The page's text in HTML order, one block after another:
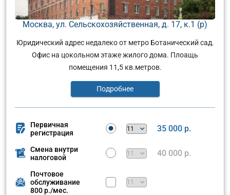
Москва, ул. Сельскохозяйственная, д. 17, к.1 (р)
Юридический адрес недалеко от метро Ботанический сад.
Офис на цокольном этаже жилого дома. Плоащь
помещения 11,5 кв.метров.
Подробнее
Первичная
регистрация
35 000 р.
Смена внутри
налоговой
40 000 р.
Почтовое
обслуживание
800 р./мес.